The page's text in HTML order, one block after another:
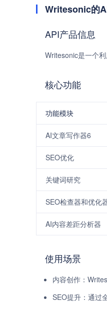
Writesonic的
API产品信息
Writesonic是一个
核心功能
功能模块
AI文章写作器6
SEO优化
关键词研究
SEO检查器和优化
AI内容差距分析器
使用场景
内容创作：
SEO提升：通过